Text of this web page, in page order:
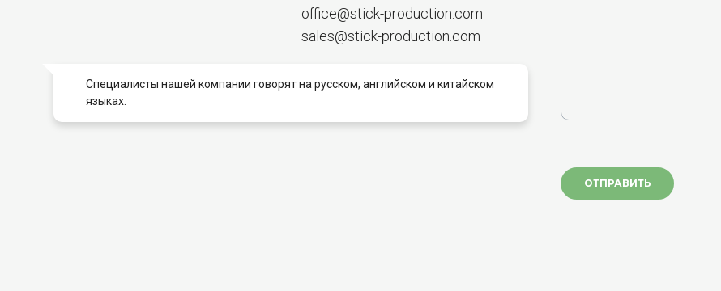
office@stick-production.com
sales@stick-production.com
Специалисты нашей компании говорят на русском, английском и китайском
языках.
ОТПРАВИТЬ